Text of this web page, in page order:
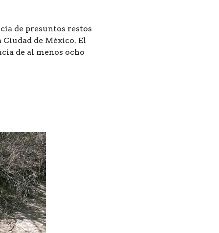
de presuntos restos
de México. El
de al menos ocho